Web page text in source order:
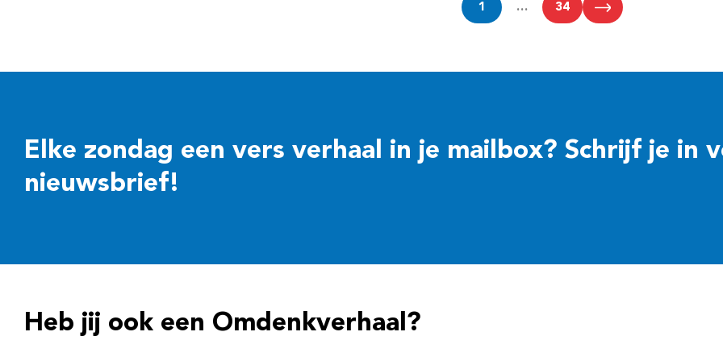
1 … 34
Elke zondag een vers verhaal in je mailbox? Schrijf je in
nieuwsbrief!
Heb jij ook een Omdenkverhaal?